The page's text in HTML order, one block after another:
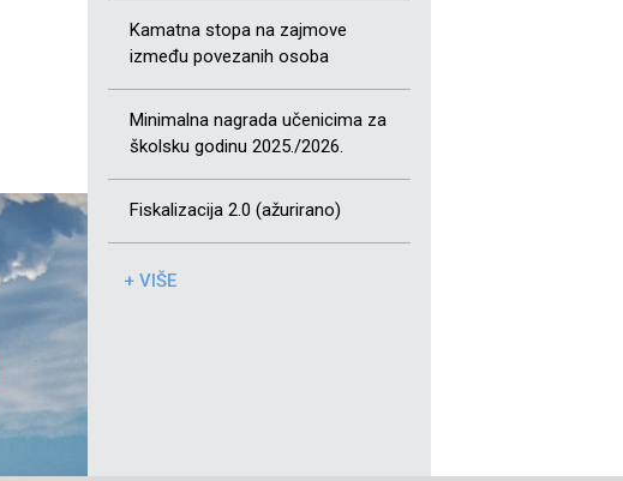
Kamatna stopa na zajmove
između povezanih osoba
Minimalna nagrada učenicima za
školsku godinu 2025./2026.
Fiskalizacija 2.0 (ažurirano)
+ VIŠE